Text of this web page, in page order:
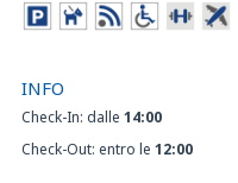
INFO
Check-In: dalle 14:00
Check-Out: entro le 12:00